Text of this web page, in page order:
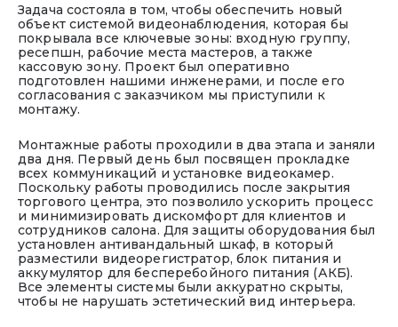
Задача состояла в том, чтобы обеспечить новый
объект системой видеонаблюдения, которая бы
покрывала все ключевые зоны: входную группу,
ресепшн, рабочие места мастеров, а также
кассовую зону. Проект был оперативно
подготовлен нашими инженерами, и после его
согласования с заказчиком мы приступили к
монтажу.
Монтажные работы проходили в два этапа и заняли
два дня. Первый день был посвящен прокладке
всех коммуникаций и установке видеокамер.
Поскольку работы проводились после закрытия
торгового центра, это позволило ускорить процесс
и минимизировать дискомфорт для клиентов и
сотрудников салона. Для защиты оборудования был
установлен антивандальный шкаф, в который
разместили видеорегистратор, блок питания и
аккумулятор для бесперебойного питания (АКБ).
Все элементы системы были аккуратно скрыты,
чтобы не нарушать эстетический вид интерьера.